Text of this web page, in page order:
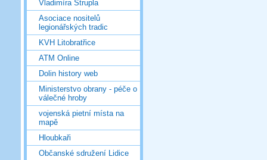
Vladimíra Štrupla
Asociace nositelů
legionářských tradic
KVH Litobratřice
ATM Online
Dolin history web
Ministerstvo obrany - péče o
válečné hroby
vojenská pietní místa na
mapě
Hloubkaři
Občanské sdružení Lidice